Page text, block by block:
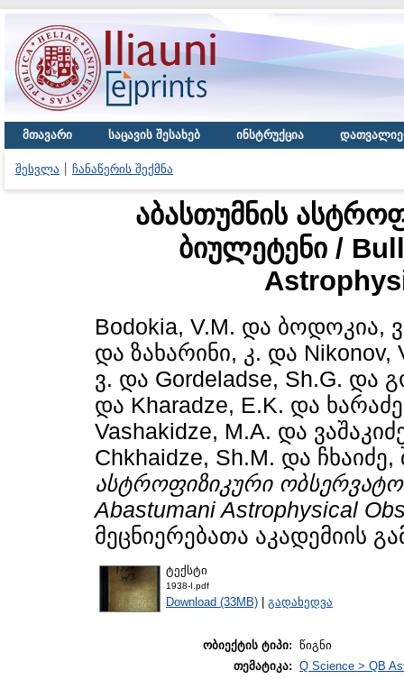
მთავარი საცავის შესახებ ინსტრუქცია
შესვლა ჩანაწერის შექმნა
აბასთუმნის
ბიულეტენი /
Bodokia, V.M. და ბოდოკია,
და ზახარინი, კ. და Nikonov,
ვ. და Gordeladse, Sh.G. და
და Kharadze, E.K. და
Vashakidze, M.A. და
Chkhaidze, Sh.M. და ჩხაიძე,
ასტროფიზიკური
Abastumani Astrophysical
მეცნიერებათა აკადემიის
ტექსტი
1938-I.pdf
Download (33MB) | გადახედვა
ობიექტის ტიპი: წიგნი
თემატიკა: Q Science > QB